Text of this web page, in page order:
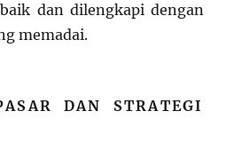
dan dilengkapi dengan
memadai.
DAN STRATEGI